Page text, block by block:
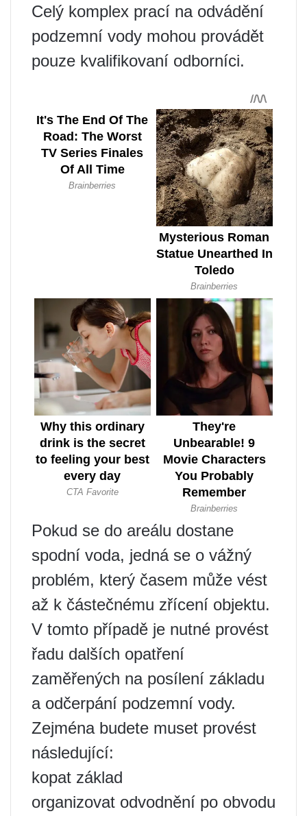
Celý komplex prací na odvádění
podzemní vody mohou provádět
pouze kvalifikovaní odborníci.
Pokud se do areálu dostane
spodní voda, jedná se o vážný
problém, který časem může vést
až k částečnému zřícení objektu.
V tomto případě je nutné provést
řadu dalších opatření
zaměřených na posílení základu
a odčerpání podzemní vody.
Zejména budete muset provést
následující:
kopat základ
organizovat odvodnění po obvodu